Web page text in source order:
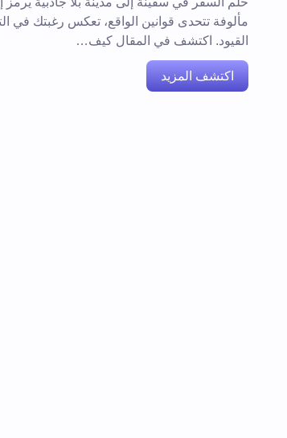
مألوفة تتحدى قوانين الواقع، تعكس رغبتك في
القيود. اكتشف في المقال كيف…
اكتشف المزيد